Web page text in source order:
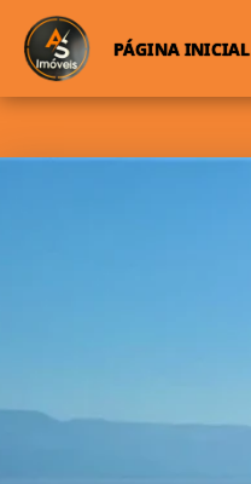
PÁGINA INICIAL